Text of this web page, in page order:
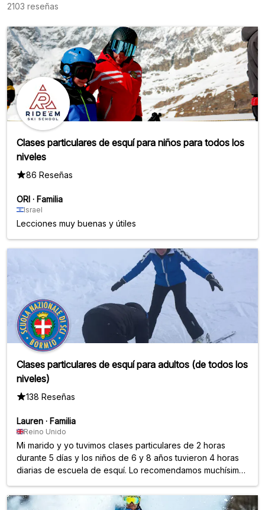
2103 reseñas
Clases particulares de esquí para niños para todos los
niveles
86 Reseñas
ORI · Familia
Israel
Lecciones muy buenas y útiles
Clases particulares de esquí para adultos (de todos los
niveles)
138 Reseñas
Lauren · Familia
Reino Unido
Mi marido y yo tuvimos clases particulares de 2 horas
durante 5 días y los niños de 6 y 8 años tuvieron 4 horas
diarias de escuela de esquí. Lo recomendamos muchísimo:
amables y fantásticos.